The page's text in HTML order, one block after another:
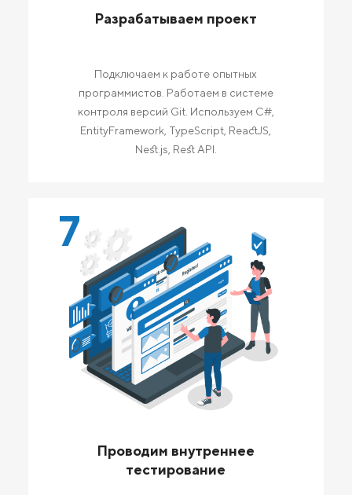
Разрабатываем проект
Подключаем к работе опытных
программистов. Работаем в системе
контроля версий Git. Используем C#,
EntityFramework, TypeScript, ReactJS,
Nest.js, Rest API.
7
Проводим внутреннее
тестирование